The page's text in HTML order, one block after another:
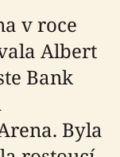
v roce
Albert
Bank
Byla